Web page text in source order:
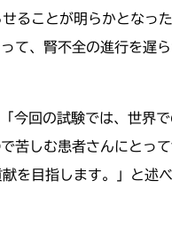
ることが明らかとなっ
、腎不全の進行を遅
回の試験では、世界
苦しむ患者さんにとっ
を目指します。」と述べ